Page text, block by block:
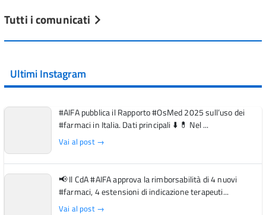
Tutti i comunicati
Ultimi Instagram
#AIFA pubblica il Rapporto #OsMed 2025 sull’uso dei
#farmaci in Italia. Dati principali ⬇️ 💊 Nel ...
Vai al post →
📢 Il CdA #AIFA approva la rimborsabilità di 4 nuovi
#farmaci, 4 estensioni di indicazione terapeuti...
Vai al post →